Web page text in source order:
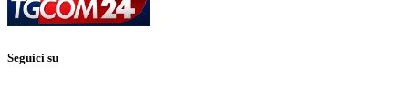
Seguici su